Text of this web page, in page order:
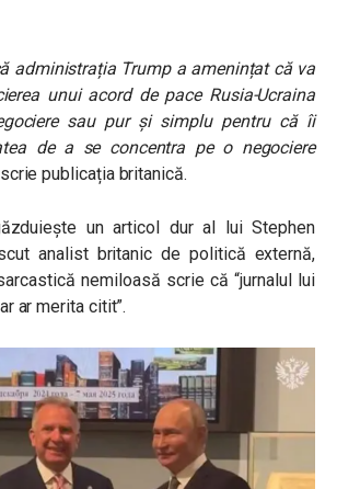
administrația Trump a amenințat că va
unui acord de pace Rusia-Ucraina
sau pur și simplu pentru că îi
de a se concentra pe o negociere
publicația britanică.
un articol dur al lui Stephen
analist britanic de politică externă,
nemiloasă scrie că “jurnalul lui
ar merita citit”.